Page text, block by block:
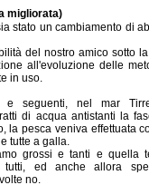
migliorata)
stato un cambiamento di
del nostro amico sotto
all'evoluzione delle
in uso.
e seguenti, nel mar
di acqua antistanti la
la pesca veniva effettuata
tutte a galla.
grossi e tanti e quella
tutti, ed anche allora
no.